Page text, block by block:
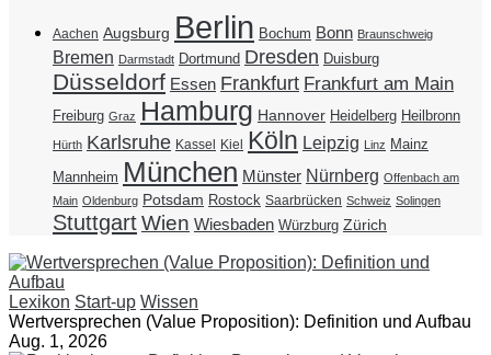
Aachen Augsburg Berlin Bochum Bonn Braunschweig
Bremen Darmstadt Dortmund Dresden Duisburg
Düsseldorf Essen Frankfurt Frankfurt am Main
Freiburg Graz Hamburg Hannover Heidelberg Heilbronn
Hürth Karlsruhe Kassel Kiel Köln Leipzig Linz Mainz
Mannheim München Münster Nürnberg Offenbach am
Main Oldenburg Potsdam Rostock Saarbrücken Schweiz Solingen
StuttgartWien Wiesbaden Würzburg Zürich
Lexikon Start-up Wissen
Wertversprechen (Value Proposition): Definition und Aufbau
Aug. 1, 2026